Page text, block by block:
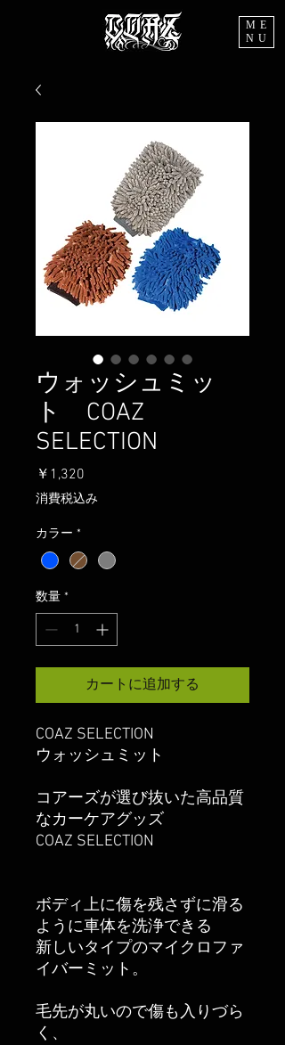
ME
NU
ウォッシュミッ
ト COAZ
SELECTION
￥1,320
格
消費税込み
カラー *
数量 *
カートに追加する
COAZ SELECTION
ウォッシュミット
コアーズが選び抜いた高品質
なカーケアグッズ
COAZ SELECTION
ボディ上に傷を残さずに滑る
ように車体を洗浄できる
新しいタイプのマイクロファ
イバーミット。
毛先が丸いので傷も入りづら
く、